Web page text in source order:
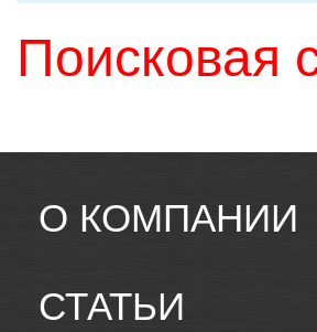
Поисковая
О КОМПАНИИ
СТАТЬИ